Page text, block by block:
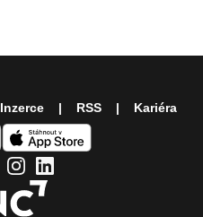
Inzerce RSS Kariéra